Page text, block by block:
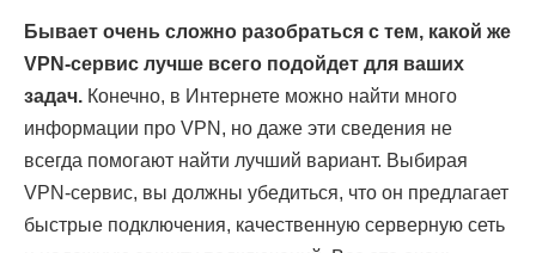
Бывает очень сложно разобраться с тем, какой же
VPN-сервис лучше всего подойдет для ваших
задач. Конечно, в Интернете можно найти много
информации про VPN, но даже эти сведения не
всегда помогают найти лучший вариант. Выбирая
VPN-сервис, вы должны убедиться, что он предлагает
быстрые подключения, качественную серверную сеть